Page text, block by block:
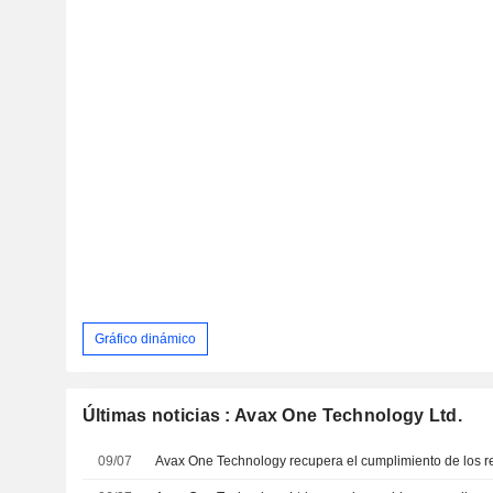
Gráfico dinámico
Últimas noticias : Avax One Technology Ltd.
09/07